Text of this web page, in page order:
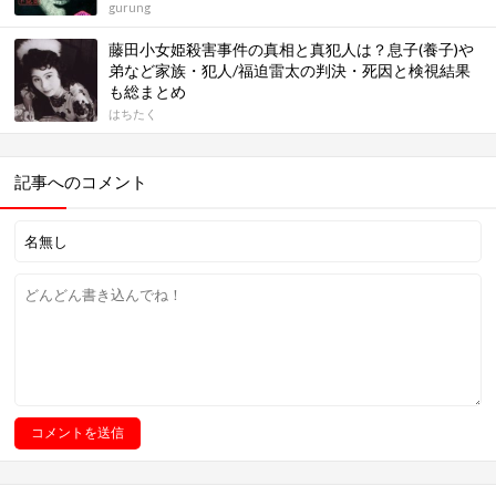
gurung
藤田小女姫殺害事件の真相と真犯人は？息子(養子)や
弟など家族・犯人/福迫雷太の判決・死因と検視結果
も総まとめ
はちたく
記事へのコメント